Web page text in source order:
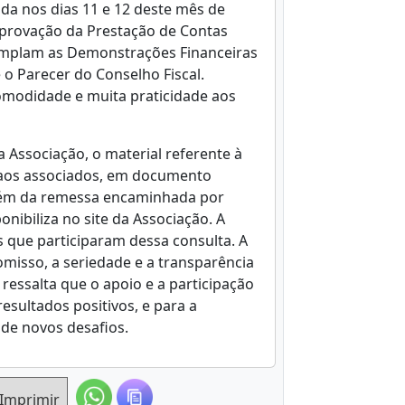
nos dias 11 e 12 deste mês de
da Prestação de Contas
as Demonstrações Financeiras
Parecer do Conselho Fiscal.
e muita praticidade aos
o material referente à
associados, em documento
da remessa encaminhada por
no site da Associação. A
que participaram dessa consulta. A
a seriedade e a transparência
que o apoio e a participação
positivos, e para a
novos desafios.
Imprimir